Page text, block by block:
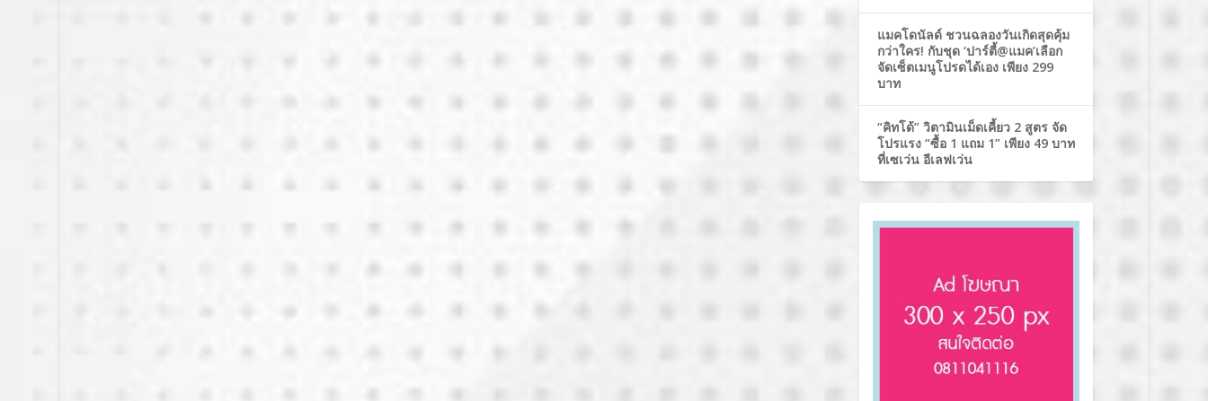
แมคโดนัลด์ ชวนฉลองวันเกิดสุดคุ้ม
กว่าใคร! กับชุด ‘ปาร์ตี้@แมค’เลือก
จัดเซ็ตเมนูโปรดได้เอง เพียง 299
บาท
“คิทโด้” วิตามินเม็ดเคี้ยว 2 สูตร จัด
โปรแรง “ซื้อ 1 แถม 1” เพียง 49 บาท
ที่เซเว่น อีเลฟเว่น